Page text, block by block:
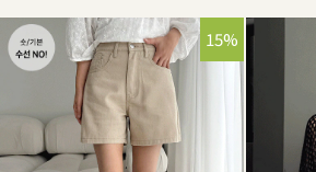
15%